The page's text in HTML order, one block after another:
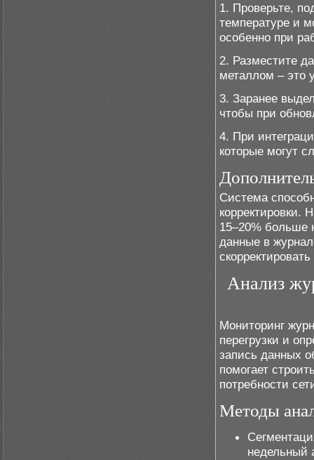
1. Проверьте,
температуре и
особенно при
2. Разместите
металлом – это
3. Заранее
чтобы при
4. При
которые могут
Система
корректировки.
15–20% больше
данные в
Анализ
Мониторинг
перегрузки и
запись данных
помогает
потребности
Методы
недельный